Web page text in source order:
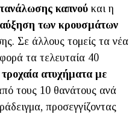
καπνού και η
αύξηση των κρουσμάτων
Σε άλλους τομείς τα νέα
τα τελευταία 40
ατυχήματα με
τους 10 θανάτους ανά
προσεγγίζοντας